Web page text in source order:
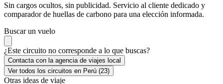
Sin cargos ocultos, sin publicidad. Servicio al cliente dedicado y
comparador de huellas de carbono para una elección informada.
Buscar un vuelo
¿Este circuito no corresponde a lo que buscas?
Contacta con la agencia de viajes local
Ver todos los circuitos en Perú (23)
Otras ideas de viaje